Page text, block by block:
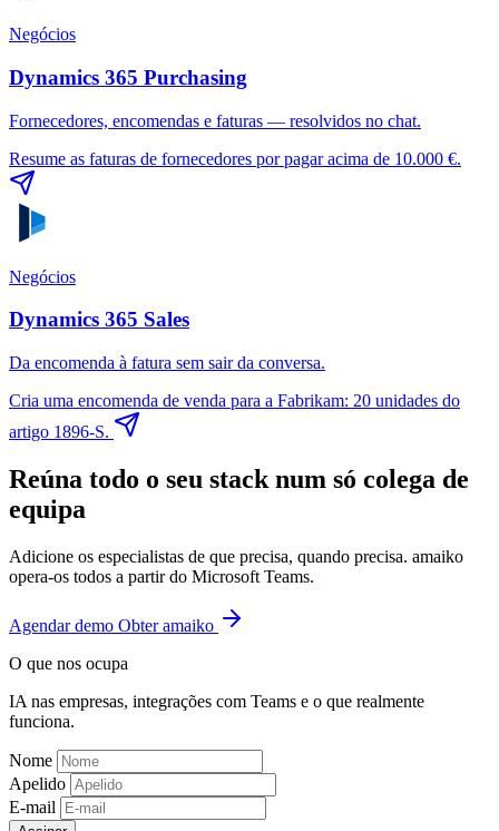
Negócios
Dynamics 365 Purchasing
Fornecedores, encomendas e faturas — resolvidos no chat.
Resume as faturas de fornecedores por pagar acima de 10.000 €.
Negócios
Dynamics 365 Sales
Da encomenda à fatura sem sair da conversa.
Cria uma encomenda de venda para a Fabrikam: 20 unidades do
artigo 1896-S.
Reúna todo o seu stack num só colega de
equipa
Adicione os especialistas de que precisa, quando precisa. amaiko
opera-os todos a partir do Microsoft Teams.
Agendar demo Obter amaiko
O que nos ocupa
IA nas empresas, integrações com Teams e o que realmente
funciona.
Nome
Apelido
E-mail